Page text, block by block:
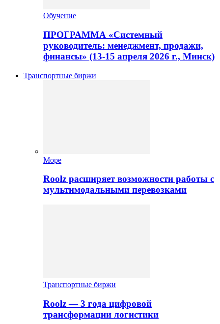
Обучение
ПРОГРАММА «Системный
руководитель: менеджмент, продажи,
финансы» (13-15 апреля 2026 г., Минск)
Транспортные биржи
Море
Roolz расширяет возможности работы с
мультимодальными перевозками
Транспортные биржи
Roolz — 3 года цифровой
трансформации логистики